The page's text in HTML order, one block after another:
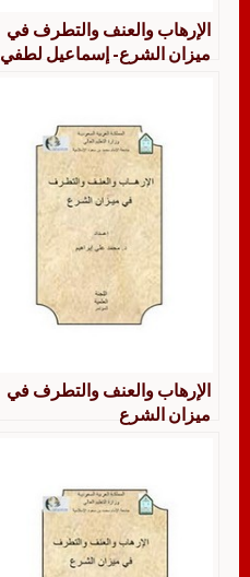
الإرهاب والعنف والتطرف في
ميزان الشرع- إسماعيل لطفي
الإرهاب والعنف والتطرف في
ميزان الشرع